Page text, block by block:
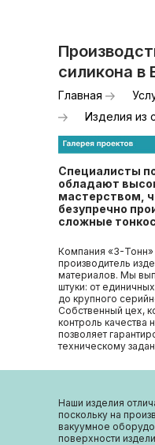
Изделия из
Главная
силикона в
Компания «3-
производитель
материалов. Мы
штуки: от
до крупного
Собственный цех,
контроль качества
позволяет
техническому
Специалисты
обладают
мастерством,
безупречно
сложные
Наши изделия
поскольку на
вакуумное
поверхности